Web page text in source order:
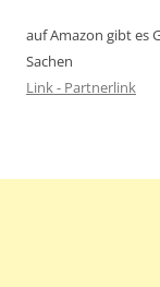
auf Amazon gibt es
Sachen
Link - Partnerlink